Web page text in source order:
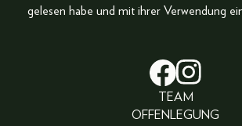
gelesen habe und mit ihrer Verwendung
TEAM
OFFENLEGUNG